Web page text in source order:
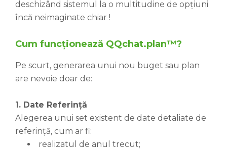
deschizând sistemul la o multitudine de opțiuni
încă neimaginate chiar !
Cum funcționează QQchat.plan™?
Pe scurt, generarea unui nou buget sau plan
are nevoie doar de:
1. Date Referință
Alegerea unui set existent de date detaliate de
referință, cum ar fi:
realizatul de anul trecut;